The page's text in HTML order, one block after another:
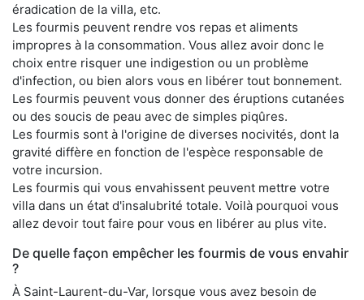
éradication de la villa, etc.
Les fourmis peuvent rendre vos repas et aliments
impropres à la consommation. Vous allez avoir donc le
choix entre risquer une indigestion ou un problème
d'infection, ou bien alors vous en libérer tout bonnement.
Les fourmis peuvent vous donner des éruptions cutanées
ou des soucis de peau avec de simples piqûres.
Les fourmis sont à l'origine de diverses nocivités, dont la
gravité diffère en fonction de l'espèce responsable de
votre incursion.
Les fourmis qui vous envahissent peuvent mettre votre
villa dans un état d'insalubrité totale. Voilà pourquoi vous
allez devoir tout faire pour vous en libérer au plus vite.
De quelle façon empêcher les fourmis de vous envahir
?
À Saint-Laurent-du-Var, lorsque vous avez besoin de